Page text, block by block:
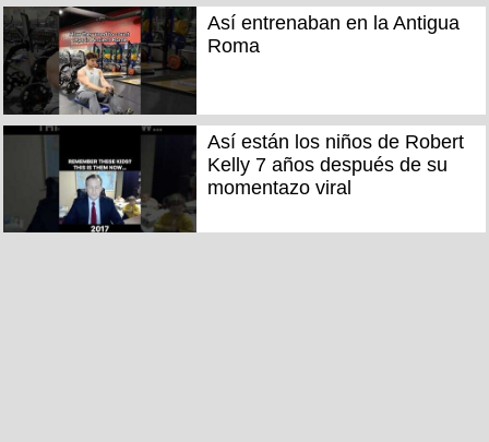
Así entrenaban en la Antigua
Roma
Así están los niños de Robert
Kelly 7 años después de su
momentazo viral